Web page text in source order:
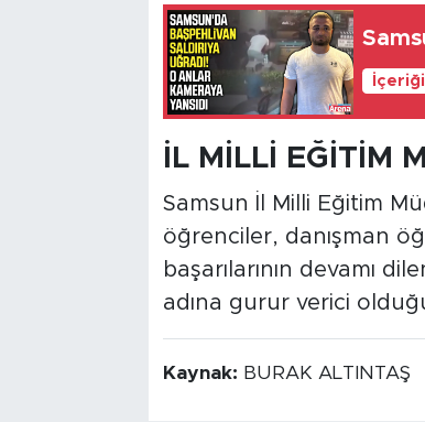
İL MİLLİ EĞİTİM
Samsun İl Milli Eğitim
öğrenciler, danışman
başarılarının devamı
adına gurur verici
Kaynak: BURAK ALTINTAŞ